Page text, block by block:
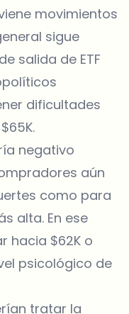
movimientos
sigue
salida de ETF
dificultades
negativo
aún
como para
alta. En ese
hacia $62K o
psicológico de
tratar la